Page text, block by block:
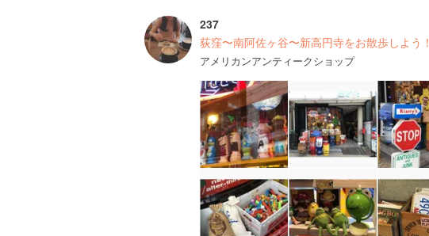
237
荻窪〜南阿佐ヶ谷〜新高円寺をお散歩しよう！
アメリカンアンティークショップ